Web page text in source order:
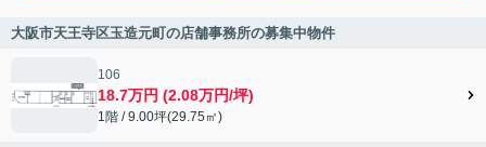
大阪市天王寺区玉造元町の店舗事務所の募集中物件
106
18.7万円 (2.08万円/坪)
1階 / 9.00坪(29.75㎡)